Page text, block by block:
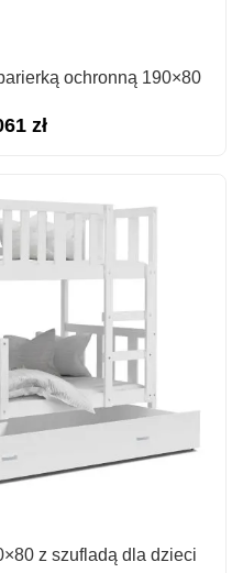
ochronną 190×80
zł
z szufladą dla dzieci